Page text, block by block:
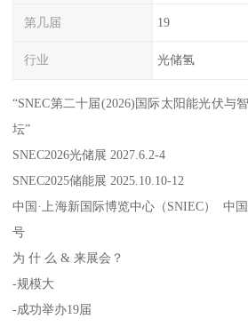
第几届 19
行业 光储氢
“SNEC第二十届(2026)国际太阳能光伏与
坛”
SNEC2026光储展 2027.6.2-4
SNEC2025储能展 2025.10.10-12
中国·上海新国际博览中心（SNIEC） 中
号
为 什 么 & 来展会？
-规模大
-成功举办19届